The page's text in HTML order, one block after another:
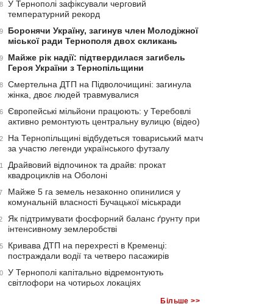
У Тернополі зафіксували черговий
температурний рекорд
Боронячи Україну, загинув член Молодіжної
міської ради Тернополя двох скликань
Майже рік надії: підтвердилася загибель
Героя України з Тернопільщини
Смертельна ДТП на Підволочищині: загинула
жінка, двоє людей травмувалися
Європейські мільйони працюють: у Теребовлі
активно ремонтують центральну вулицю (відео)
На Тернопільщині відбудеться товариський матч
за участю легенди українського футзалу
Драйвовий відпочинок та драйв: прокат
квадроциклів на Оболоні
Майже 5 га земель незаконно опинилися у
комунальній власності Бучацької міськради
Як підтримувати фосфорний баланс ґрунту при
інтенсивному землеробстві
Кривава ДТП на перехресті в Кременці:
постраждали водії та четверо пасажирів
У Тернополі капітально відремонтують
світлофори на чотирьох локаціях
Більше >>